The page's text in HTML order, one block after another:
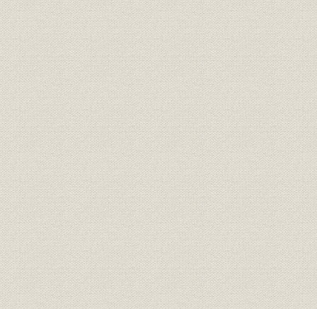
資産
(株)関東銀行が(株)つくば銀行よ
り引き継いだ資産・負債の内訳
平成15年
沿革 つくば銀行のあゆみ
大正14年
(2003年)4
社章;社歌 行章・行歌
役員 役員・執行委員 平成14年